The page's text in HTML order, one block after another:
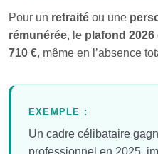
Pour un retraité ou une
rémunérée, le plafond 2026
710 €, même en l’absence
EXEMPLE :
Un cadre célibataire
professionnel en 2025,